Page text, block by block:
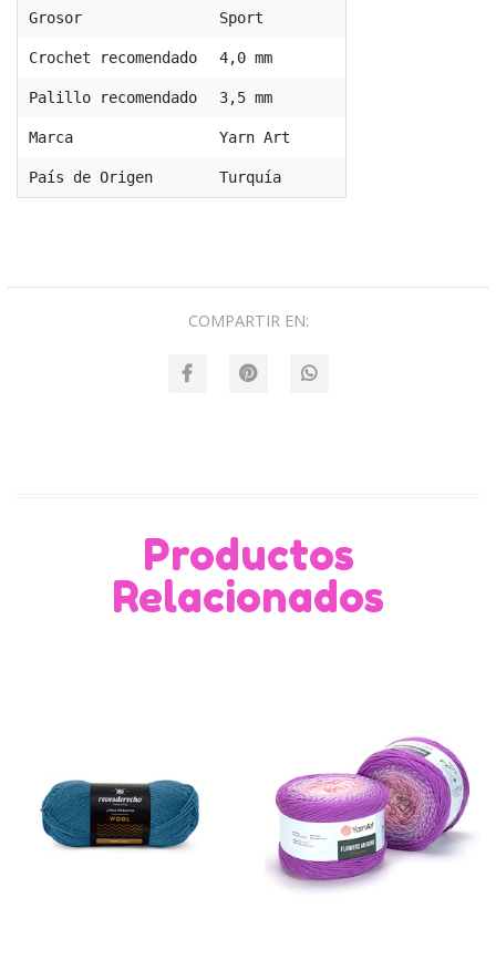
Grosor Sport
Crochet recomendado 4,0 mm
Palillo recomendado 3,5 mm
Marca Yarn Art
País de Origen Turquía
COMPARTIR EN:
Productos
Relacionados